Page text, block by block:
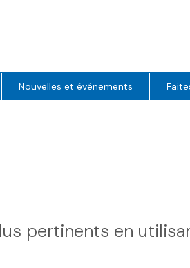
Nouvelles et événements
pertinents en